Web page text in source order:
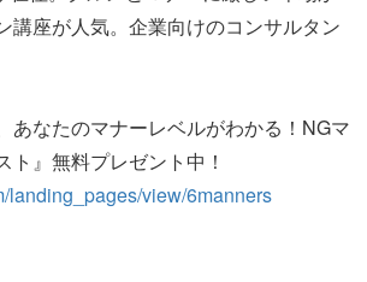
講座が人気。企業向けのコンサルタン
あなたのマナーレベルがわかる！NGマ
ト』無料プレゼント中！
landing_pages/view/6manners